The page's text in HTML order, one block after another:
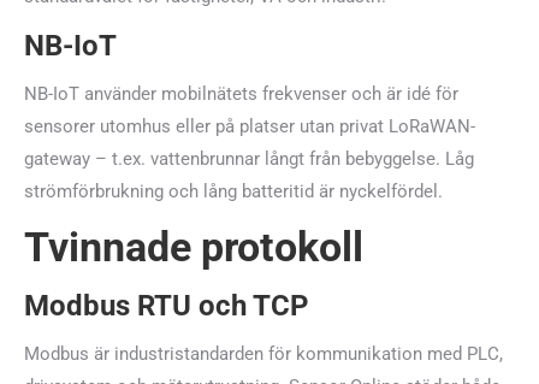
NB-IoT
NB-IoT använder mobilnätets frekvenser och är idé för
sensorer utomhus eller på platser utan privat LoRaWAN-
gateway – t.ex. vattenbrunnar långt från bebyggelse. Låg
strömförbrukning och lång batteritid är nyckelfördel.
Tvinnade protokoll
Modbus RTU och TCP
Modbus är industristandarden för kommunikation med PLC,